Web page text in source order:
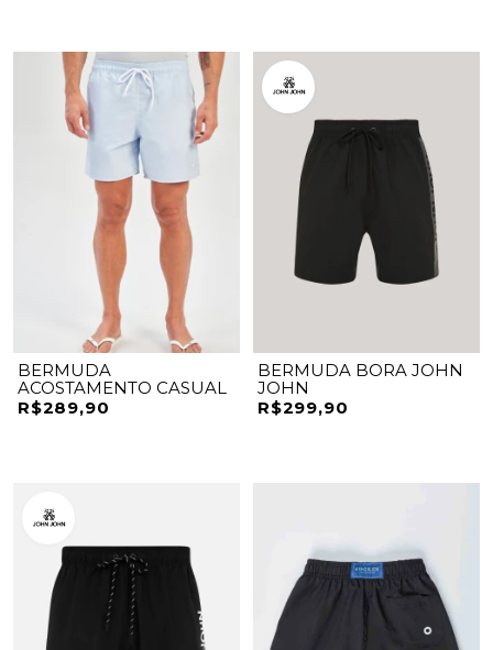
BERMUDA
ACOSTAMENTO CASUAL
R$289,90
BERMUDA BORA JOHN
JOHN
R$299,90